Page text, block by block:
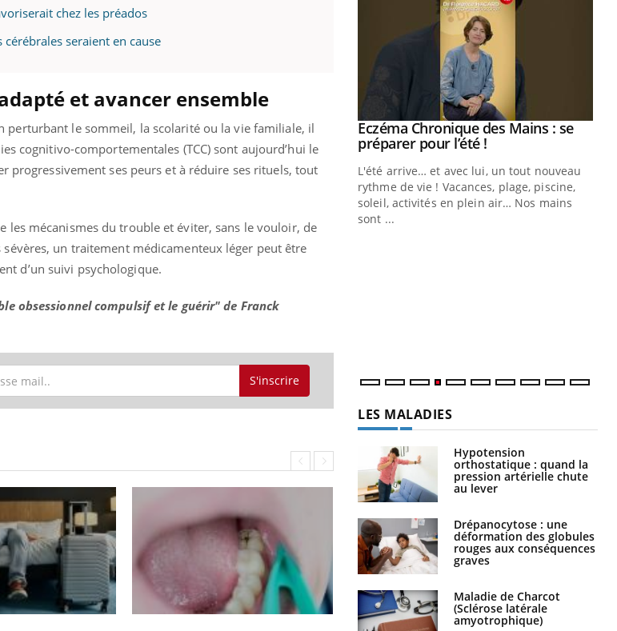
chez les préados
seraient en cause
et avancer ensemble
perturbant le sommeil, la scolarité ou la vie familiale, il
cognitivo-comportementales (TCC) sont aujourd’hui le
progressivement ses peurs et à réduire ses rituels, tout
les mécanismes du trouble et éviter, sans le vouloir, de
un traitement médicamenteux léger peut être
d’un suivi psychologique.
obsessionnel compulsif et le guérir" de Franck
S'inscrire
pour
mental ou
de la
Youtube
Insuline & Charge mentale : et si on
osait en parler??Youtube
En 2026, l'insuline dans le diabète de type 2
Youtube
Eczéma Chronique des Mains : se
préparer pour l’été !Youtube
L'été arrive… et avec lui, un tout nouveau
rythme de vie ! Vacances, plage, piscine,
soleil, activités en plein air… Nos mains
sont ...
LES MALADIES
Hypotension
orthostatique : quand la
pression artérielle chute
au lever
Drépanocytose : une
déformation des globules
rouges aux conséquences
graves
Maladie de Charcot
(Sclérose latérale
amyotrophique)